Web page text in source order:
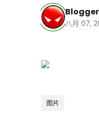
Blogger
八月 07,
图片